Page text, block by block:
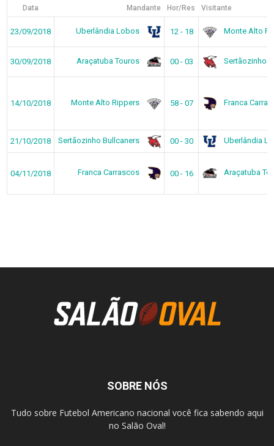
Data Mandante Hor/Res Visitante
23/09/2018 Uberlândia Lobos 12 - 18 Monte Alto
30/09/2018 Araçatuba Touros 00 - 03 Sertãozinho
14/10/2018 Monte Alto Rippers 58 - 07 Franca
21/10/2018 Sertãozinho Bullcaners 00 - 30 Uberlândia
04/11/2018 Franca Carrascos 00 - 16 Araçatuba
SOBRE NÓS
Tudo sobre Futebol Americano nacional você fica sabendo aqui
no Salão Oval!